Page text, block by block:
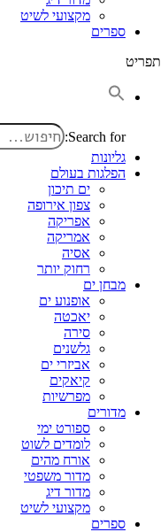
מקצועי לשיט
ספרים
תפריט
Search for:
גליונות
הפלגות בעולם
ים תיכון
צפון אירופה
אפריקה
אמריקה
אסיה
רחוק יותר
מבחן ים
אופנוע ים
יאכטה
סירה
גלשנים
אביזרי ים
קיאקים
מפרשיות
מדורים
ספורט ימי
לומדים לשוט
אורח מהים
מדור משפטי
מדור דיג
מקצועי לשיט
ספרים